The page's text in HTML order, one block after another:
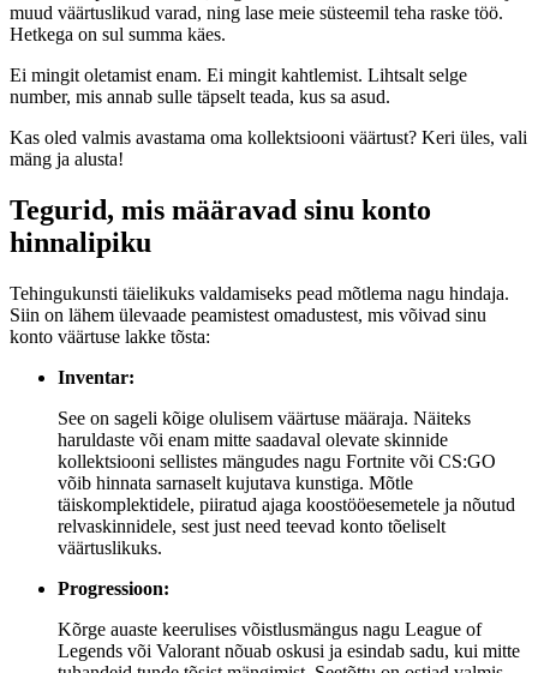
muud väärtuslikud varad, ning lase meie süsteemil teha raske töö.
Hetkega on sul summa käes.
Ei mingit oletamist enam. Ei mingit kahtlemist. Lihtsalt selge
number, mis annab sulle täpselt teada, kus sa asud.
Kas oled valmis avastama oma kollektsiooni väärtust? Keri üles, vali
mäng ja alusta!
Tegurid, mis määravad sinu konto
hinnalipiku
Tehingukunsti täielikuks valdamiseks pead mõtlema nagu hindaja.
Siin on lähem ülevaade peamistest omadustest, mis võivad sinu
konto väärtuse lakke tõsta:
Inventar:
See on sageli kõige olulisem väärtuse määraja. Näiteks
haruldaste või enam mitte saadaval olevate skinnide
kollektsiooni sellistes mängudes nagu Fortnite või CS:GO
võib hinnata sarnaselt kujutava kunstiga. Mõtle
täiskomplektidele, piiratud ajaga koostööesemetele ja nõutud
relvaskinnidele, sest just need teevad konto tõeliselt
väärtuslikuks.
Progressioon:
Kõrge auaste keerulises võistlusmängus nagu League of
Legends või Valorant nõuab oskusi ja esindab sadu, kui mitte